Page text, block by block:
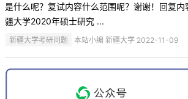
是什么呢？复试内容什么范围呢？谢谢！回复
疆大学2020年硕士研究 ...
新疆大学考研问题 本站小编 新疆大学 2022-11-09